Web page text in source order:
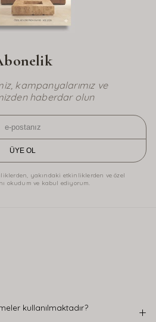
kampanyalarımız ve
haberdar olun
ÜYE OL
yakındaki etkinliklerden ve özel
okudum ve kabul ediyorum.
kullanılmaktadır? +